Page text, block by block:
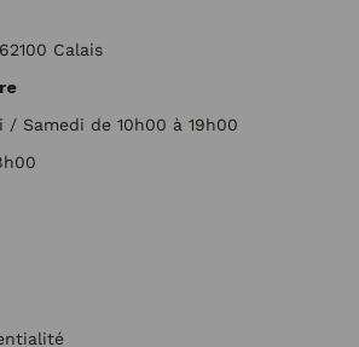
Calais
Samedi de 10h00 à 19h00